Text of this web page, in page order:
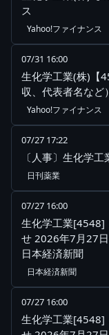
ス
Yahoo!ファイナンス
07/31 16:00
生化学工業(株)【
収、代表者名など
Yahoo!ファイナンス
07/27 17:22
〔人事〕生化学
日刊薬業
07/27 16:00
生化学工業[4548]
せ 2026年7月27
日本経済新聞
日本経済新聞
07/27 16:00
生化学工業[4548]